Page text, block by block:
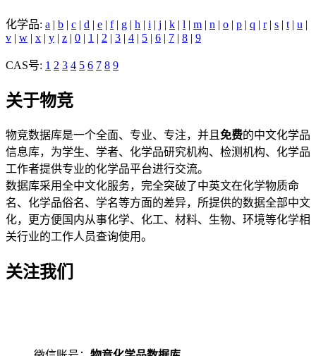
化学品: a | b | c | d | e | f| g | h | i | j | k | l | m | n | o | p | q | r| s | t | u |
v | w | x | y | z | 0 | 1 | 2 | 3 | 4 | 5 | 6 | 7 | 8 | 9
CAS号: 1 2 3 4 5 6 7 8 9
关于物竞
物竞数据库是一个全面、专业、专注，并且 免费的中文化学品
信息库，为学生、学者、化学品研究机构、检测机构、化学品
工作者提供专业的化学品平台进行交流。
数据库采用全中文化服务，完全突破了中英文在化学物质命
名、化学品俗名、学名等方面的差异，所提供的数据全部中文
化，更方便国内从事化学、化工、材料、生物、环境等化学相
关行业的工作人员查询使用。
关注我们